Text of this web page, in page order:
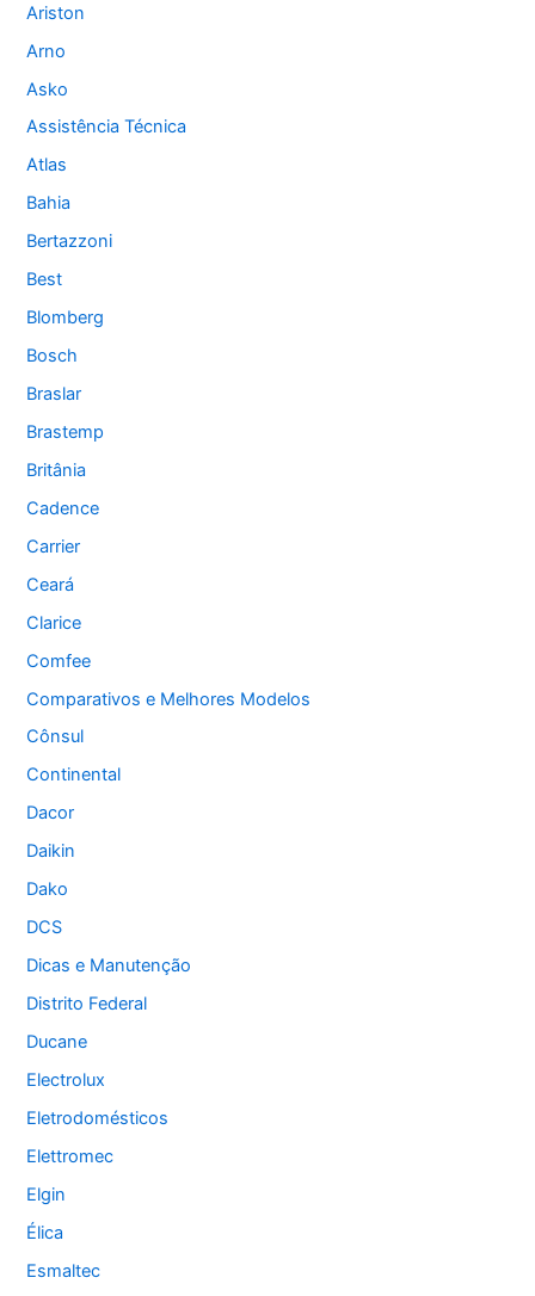
Ariston
Arno
Asko
Assistência Técnica
Atlas
Bahia
Bertazzoni
Best
Blomberg
Bosch
Braslar
Brastemp
Britânia
Cadence
Carrier
Ceará
Clarice
Comfee
Comparativos e Melhores Modelos
Cônsul
Continental
Dacor
Daikin
Dako
DCS
Dicas e Manutenção
Distrito Federal
Ducane
Electrolux
Eletrodomésticos
Elettromec
Elgin
Élica
Esmaltec